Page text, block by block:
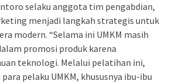
selaku anggota tim pengabdian,
menjadi langkah strategis untuk
modern. “Selama ini UMKM masih
promosi produk karena
teknologi. Melalui pelatihan ini,
pelaku UMKM, khususnya ibu-ibu